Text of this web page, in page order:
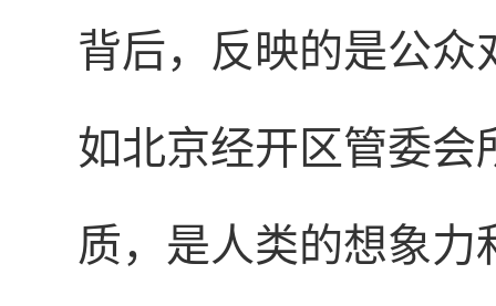
背后，反映的是公众
如北京经开区管委会
质，是人类的想象力